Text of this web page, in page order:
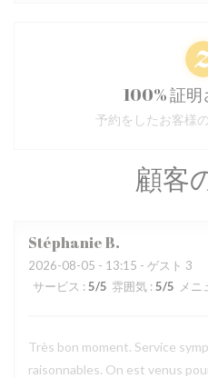
顧客
StéphanieB
2026-08-05 - 13:15 - ゲスト 3
サービス : 5/5 雰囲気 : 5/5 メニ
Très bon moment. Service
raisonnables. On est venus
100% 証明
予約をしたお客様